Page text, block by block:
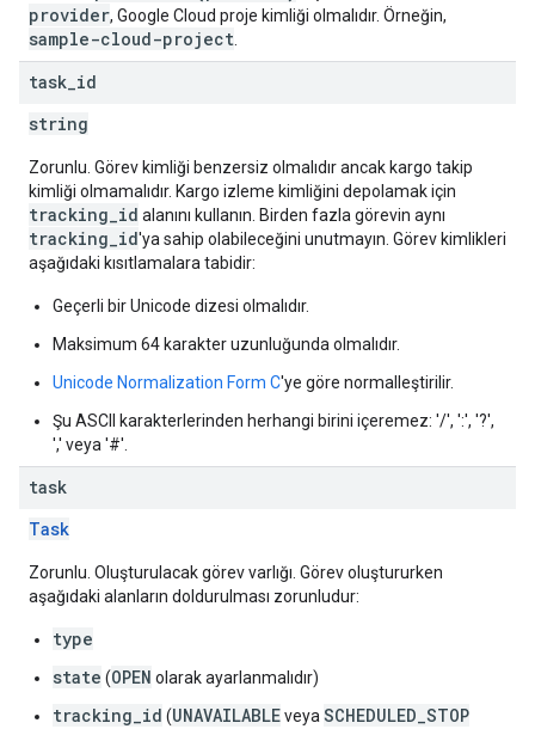
provider, Google Cloud proje kimliği olmalıdır. Örneğin,
sample-cloud-project
task id
string
Zorunlu. Görev kimliği benzersiz olmalıdır ancak kargo takip
kimliği olmamalıdır. Kargo izleme kimliğini depolamak için
tracking_id alanını kullanın. Birden fazla görevin aynı
tracking_id'ya sahip olabileceğini unutmayın. Görev kimlikleri
aşağıdaki kısıtlamalara tabidir:
Geçerli bir Unicode dizesi olmalıdır.
Maksimum 64 karakter uzunluğunda olmalıdır.
Unicode Normalization Form C'ye göre normalleştirilir.
Şu ASCII karakterlerinden herhangi birini içeremez: '/', ':', '?',
',' veya '#'.
task
Task
Zorunlu. Oluşturulacak görev varlığı. Görev oluştururken
aşağıdaki alanların doldurulması zorunludur:
type
state (OPEN olarak ayarlanmalıdır)
tracking_id (UNAVAILABLEveya SCHEDULED_STOP